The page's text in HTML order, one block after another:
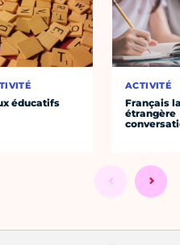
éducatifs
ACTIVITÉ
Français
étrangère